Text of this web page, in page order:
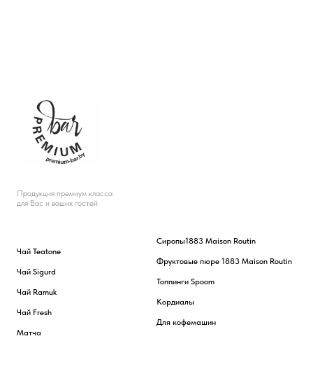
Продукция премиум класса
для Вас и ваших гостей
Чай Teatone
Чай Sigurd
Чай Ramuk
Чай Fresh
Матча
Сиропы1883 Maison Routin
Фруктовые пюре 1883 Maison Routin
Топпинги Spoom
Кордиалы
Для кофемашин